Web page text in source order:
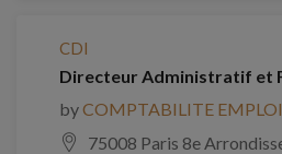
CDI
Directeur Administratif et
byCOMPTABILITE EMPLOI
75008 Paris 8e